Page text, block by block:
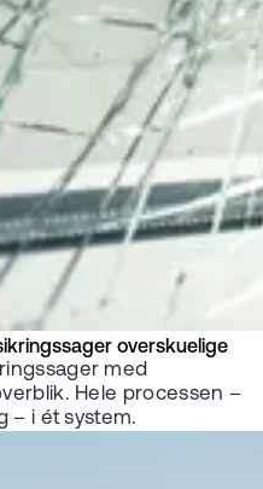
overskuelige
med
Hele processen –
– i ét system.